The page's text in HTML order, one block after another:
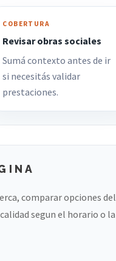
COBERTURA
Revisar obras sociales
Sumá contexto antes de ir
si necesitás validar
prestaciones.
comparar opciones del
segun el horario o la